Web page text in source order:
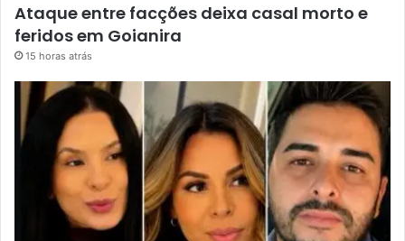
Ataque entre facções deixa casal morto e
feridos em Goianira
15 horas atrás